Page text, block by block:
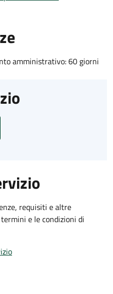
amministrativo: 60 giorni
requisiti e altre
e le condizioni di